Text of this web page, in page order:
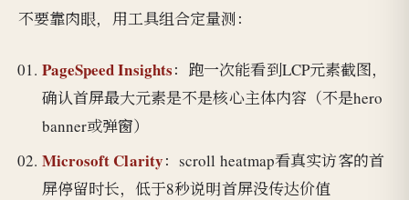
不要靠肉眼，用工具组合定量测：
PageSpeed Insights：跑一次能看到LCP元素截图，
确认首屏最大元素是不是核心主体内容（不是hero
banner或弹窗）
Microsoft Clarity：scroll heatmap看真实访客的首
屏停留时长，低于8秒说明首屏没传达价值